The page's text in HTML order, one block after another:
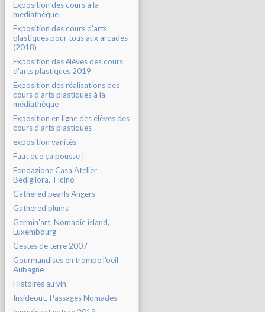
Exposition des cours à la
mediathèque
Exposition des cours d'arts
plastiques pour tous aux arcades
(2018)
Exposition des élèves des cours
d'arts plastiques 2019
Exposition des réalisations des
cours d'arts plastiques à la
médiathèque
Exposition en ligne des élèves des
cours d'arts plastiques
exposition vanités
Faut que ça pousse !
Fondazione Casa Atelier
Bedigliora, Ticino
Gathered pearls Angers
Gathered plums
Germin'art, Nomadic island,
Luxembourg
Gestes de terre 2007
Gourmandises en trompe l'oeil
Aubagne
Histoires au vin
Insideout, Passages Nomades